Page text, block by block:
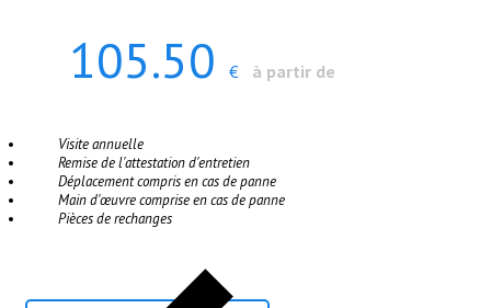
105.50 € à partir de
Visite annuelle
Remise de l'attestation d'entretien
Déplacement compris en cas de panne
Main d'œuvre comprise en cas de panne
Pièces de rechanges